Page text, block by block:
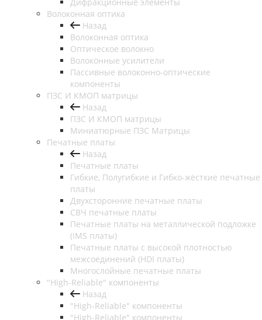
Волоконная оптика
Назад
Волоконная оптика
Оптическое волокно
Волоконные усилители
Пассивные волоконно-оптические
компоненты
ПЗС И КМОП матрицы
Назад
ПЗС И КМОП матрицы
Миниатюрные ПЗС Матрицы
Печатные платы
Назад
Печатные платы
Гибкие, Полугибкие и Гибко-жёсткие печатные
платы
Двухсторонние печатные платы
СВЧ печатные платы
Печатные платы на металлической подложке
(IMS платы)
Печатные платы с высокой плотностью
межсоединений (HDI платы)
Многослойные печатные платы
"High-Reliable" компоненты
Назад
"High-Reliable" компоненты
"High-Reliable" компоненты